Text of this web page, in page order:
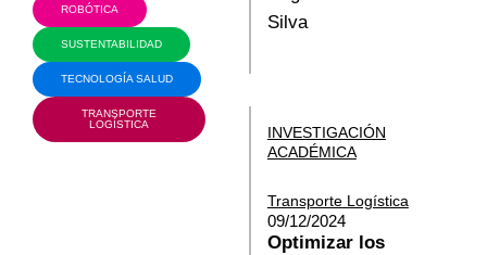
ROBÓTICA
SUSTENTABILIDAD
TECNOLOGÍA SALUD
TRANSPORTE
LOGÍSTICA
INVESTIGACIÓN
ACADÉMICA
Transporte Logística
09/12/2024
Optimizar los